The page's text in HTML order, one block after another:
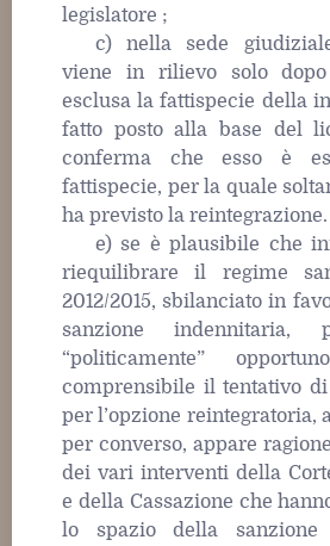
legislatore ;
c) nella sede
viene in rilievo solo
esclusa la fattispecie della
fatto posto alla base del
conferma che esso è
fattispecie, per la quale
ha previsto la reintegrazione.
e) se è plausibile che
riequilibrare il regime
2012/2015, sbilanciato in
sanzione indennitaria,
“politicamente”
comprensibile il tentativo
per l’opzione reintegratoria,
per converso, appare
dei vari interventi della
e della Cassazione che
lo spazio della sanzione